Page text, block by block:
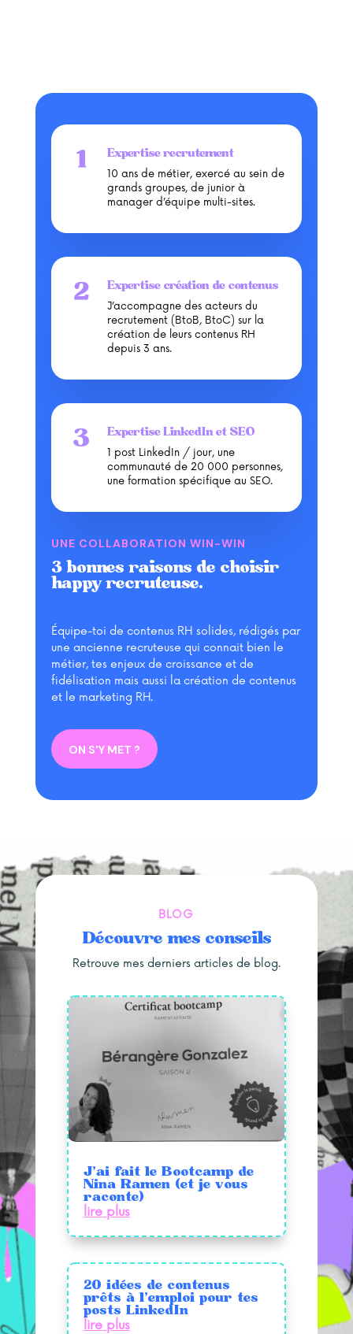
Expertise recrutement
10 ans de métier, exercé au sein de
grands groupes, de junior à
manager d’équipe multi-sites.
Expertise création de contenus
J’accompagne des acteurs du
recrutement (BtoB, BtoC) sur la
création de leurs contenus RH
depuis 3 ans.
Expertise LinkedIn et SEO
1 post LinkedIn / jour, une
communauté de 20 000 personnes,
une formation spécifique au SEO.
UNE COLLABORATION WIN-WIN
3 bonnes raisons de choisir
happy recruteuse.
Équipe-toi de contenus RH solides, rédigés par
une ancienne recruteuse qui connait bien le
métier, tes enjeux de croissance et de
fidélisation mais aussi la création de contenus
et le marketing RH.
ON S'Y MET ?
BLOG
Découvre mes conseils
Retrouve mes derniers articles de blog.
J’ai fait le Bootcamp de
Nina Ramen (et je vous
raconte)
lire plus
20 idées de contenus
prêts à l’emploi pour tes
posts LinkedIn
lire plus